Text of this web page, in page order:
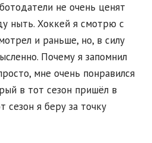
не очень ценят
ныть. Хоккей я смотрю с
и раньше, но, в силу
Почему я запомнил
мне очень понравился
в тот сезон пришёл в
сезон я беру за точку